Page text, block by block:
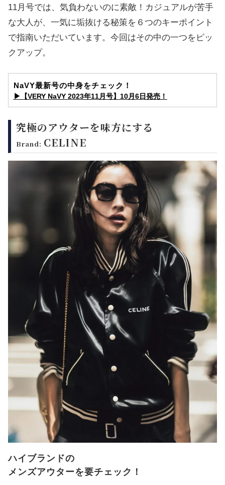
11月号では、気負わないのに素敵！カジュアルが苦手
な大人が、一気に垢抜ける秘策を６つのキーポイント
で指南いただいています。今回はその中の一つをピッ
クアップ。
NaVY最新号の中身をチェック！
▶︎【VERY NaVY 2023年11月号】10月6日発売！
究極のアウターを味方にする
Brand: CELINE
ハイブランドの
メンズアウターを要チェック！